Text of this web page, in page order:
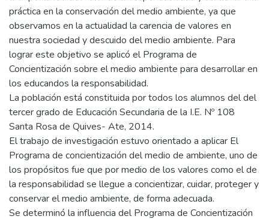
práctica en la conservación del medio ambiente, ya que
observamos en la actualidad la carencia de valores en
nuestra sociedad y descuido del medio ambiente. Para
lograr este objetivo se aplicó el Programa de
Concientización sobre el medio ambiente para desarrollar en
los educandos la responsabilidad.
La población está constituida por todos los alumnos del del
tercer grado de Educación Secundaria de la I.E. Nº 108
Santa Rosa de Quives- Ate, 2014.
El trabajo de investigación estuvo orientado a aplicar El
Programa de concientización del medio de ambiente, uno de
los propósitos fue que por medio de los valores como el de
la responsabilidad se llegue a concientizar, cuidar, proteger y
conservar el medio ambiente, de forma adecuada.
Se determinó la influencia del Programa de Concientización